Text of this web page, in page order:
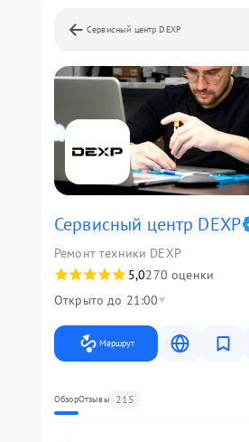
Сервисный центр DEXP
Сервисный центр DEXP
Ремонт техники DEXP
5,0270 оценки
Открыто до 21:00
Маршрут
ОбзорОтзывы 215